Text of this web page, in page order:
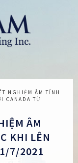
NGHIỆM ÂM TÍNH
CANADA TỪ
ÂM
KHI LÊN
7/2021